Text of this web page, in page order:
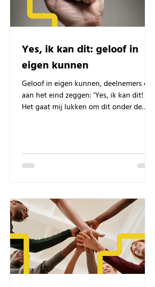
Yes, ik kan dit: geloof in
eigen kunnen
Geloof in eigen kunnen, deelnemers die
aan het eind zeggen: 'Yes, ik kan dit!
Het gaat mij lukken om dit onder de